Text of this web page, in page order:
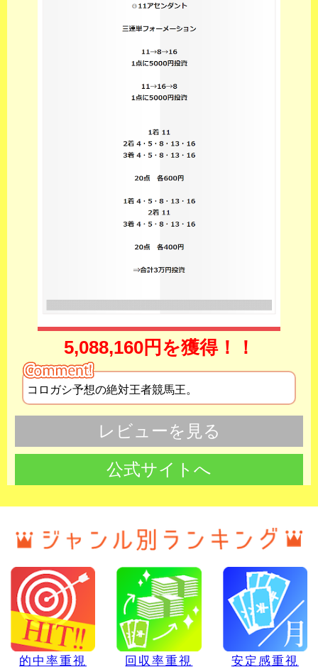
5,088,160円を獲得！！
コロガシ予想の絶対王者競馬王。
レビューを見る
公式サイトへ
的中率重視 回収率重視 安定感重視